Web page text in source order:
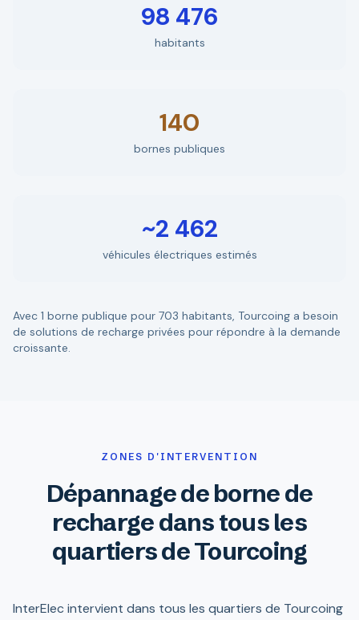
98 476
habitants
140
bornes publiques
~2 462
véhicules électriques estimés
Avec 1 borne publique pour 703 habitants, Tourcoing a besoin
de solutions de recharge privées pour répondre à la demande
croissante.
ZONES D'INTERVENTION
Dépannage de borne de
recharge dans tous les
quartiers de Tourcoing
InterElec intervient dans tous les quartiers de Tourcoing